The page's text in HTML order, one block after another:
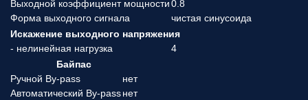
Выходной коэффициент мощности0.8
Форма выходного сигнала
чистая синусоида
Искажение выходного напряжения
- нелинейная нагрузка
4
Байпас
Ручной By-pass
нет
Автоматический By-passнет